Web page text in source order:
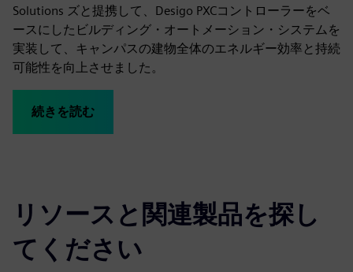
Solutions ズと提携して、Desigo PXCコントローラーをベ
ースにしたビルディング・オートメーション・システムを
実装して、キャンパスの建物全体のエネルギー効率と持続
可能性を向上させました。
続きを読む
リソースと関連製品を探し
てください